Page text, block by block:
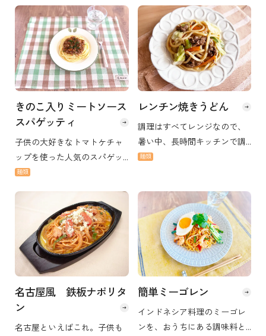
きのこ入りミートソース
スパゲッティ
子供の大好きなトマトケチャ
ップを使った人気のスパゲッ
ティ。ミートソースは冷凍保
リアなどにもどうぞ。
麺類
レンチン焼きうどん
調理はすべてレンジなので、
暑い中、長時間キッチンで調
理する必要がありません。 シ
麺類
名古屋風 鉄板ナポリタ
ン
名古屋といえばこれ。子供も
簡単ミーゴレン
インドネシア料理のミーゴレ
ンを、おうちにある調味料と